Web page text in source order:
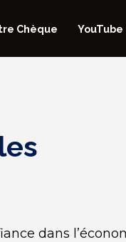
Chèque YouTube
dans